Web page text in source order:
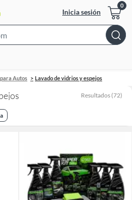
Inicia sesión
Bar
Autos Lavado de vidrios y espejos
Resultados (72)